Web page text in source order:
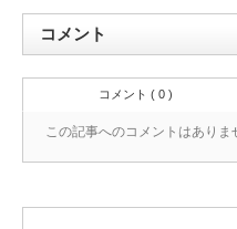
コメント
コメント ( 0 )
この記事へのコメントはありま